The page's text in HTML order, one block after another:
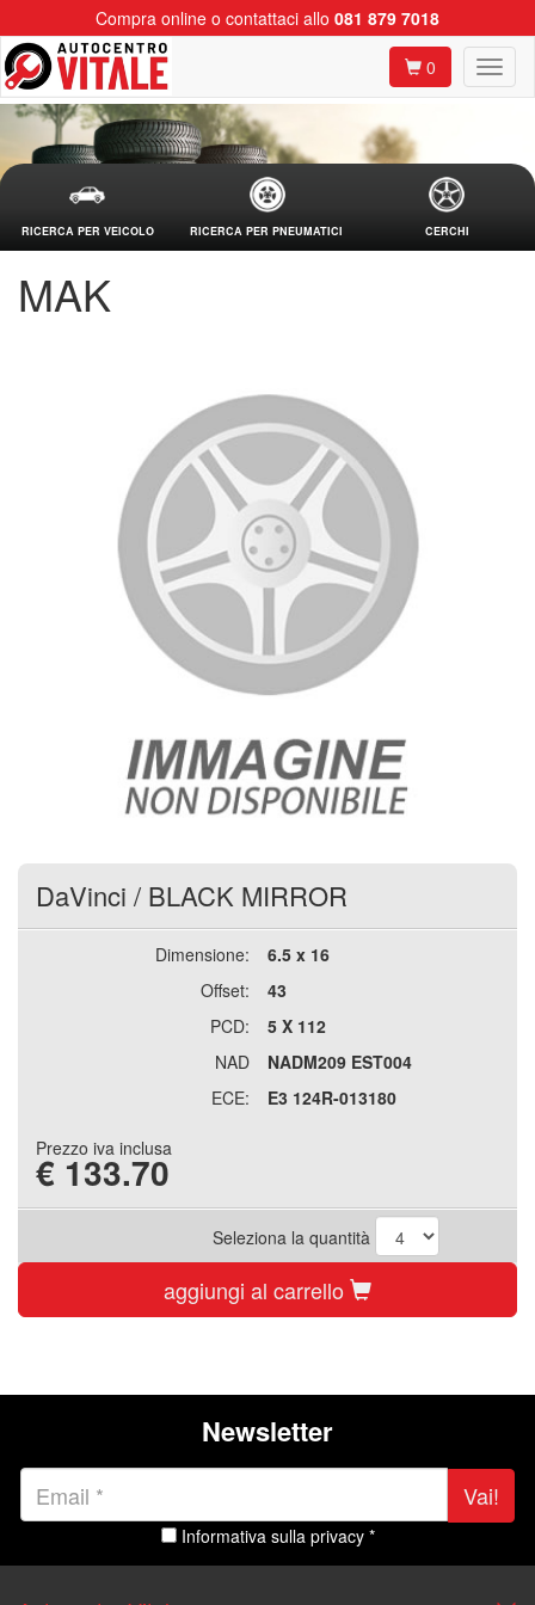
Compra online o contattaci allo 081 879 7018
0
RICERCA PER VEICOLO RICERCA PER PNEUMATICI CERCHI
MAK
DaVinci / BLACK MIRROR
Dimensione:
6.5 x 16
Offset:
43
PCD:
5 X 112
NAD
NADM209 EST004
ECE:
E3 124R-013180
Prezzo iva inclusa
€ 133.70
Seleziona la quantità
aggiungi al carrello
Newsletter
Vai!
Informativa sulla privacy *